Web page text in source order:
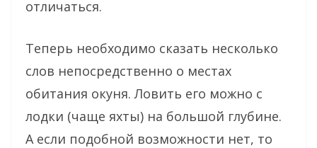
отличаться.
Теперь необходимо сказать несколько
слов непосредственно о местах
обитания окуня. Ловить его можно с
лодки (чаще яхты) на большой глубине.
А если подобной возможности нет, то